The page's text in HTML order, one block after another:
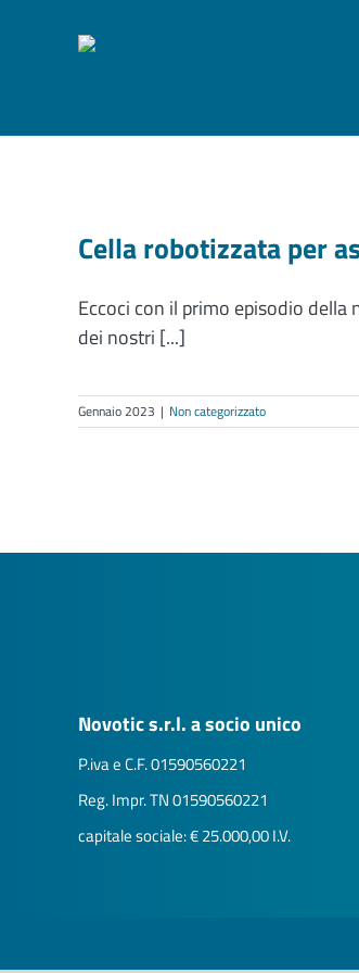
Cella robotizzata per
Eccoci con il primo episodio
dei nostri [...]
Gennaio 2023 | Non categorizzato
Novotic s.r.l. a socio unico
P.iva e C.F. 01590560221
Reg. Impr. TN 01590560221
capitale sociale: € 25.000,00 I.V.